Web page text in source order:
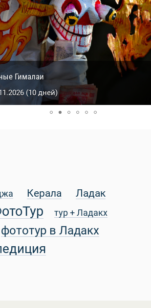
Тибет
(9 дней)
Гималаи
(10 дней)
Керала Ладак
тур + Ладакх
фототур в Ладакх